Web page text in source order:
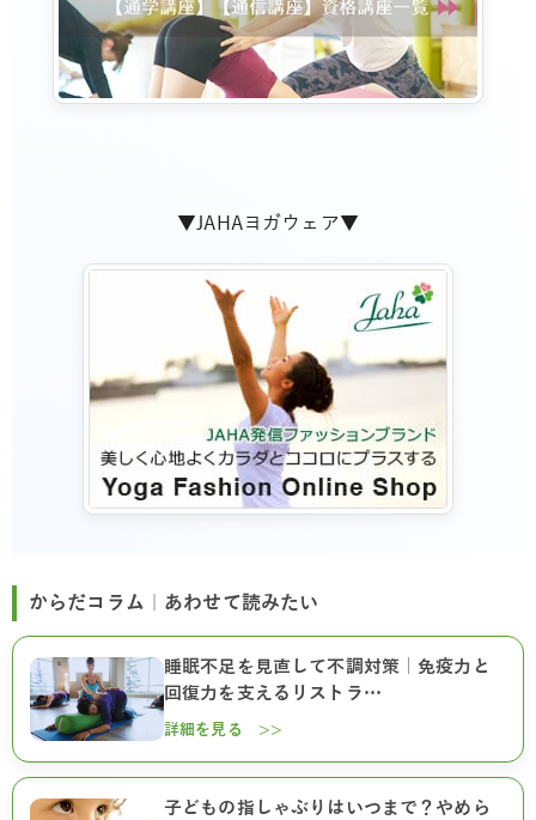
▼JAHAヨガウェア▼
からだコラム｜あわせて読みたい
睡眠不足を見直して不調対策｜免疫力と
回復力を支えるリストラ…
詳細を見る >>
子どもの指しゃぶりはいつまで？やめら